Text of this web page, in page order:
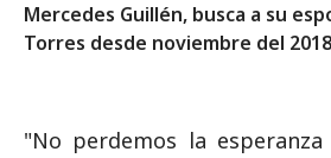
Mercedes Guillén, busca a su
Torres desde noviembre del
"No perdemos la